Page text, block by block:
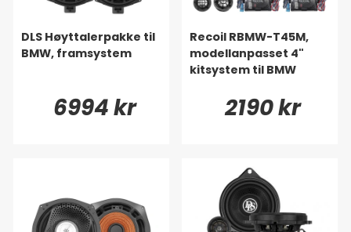
DLS Høyttalerpakke til
BMW, framsystem
6994 kr
Recoil RBMW-T45M,
modellanpasset 4"
kitsystem til BMW
2190 kr